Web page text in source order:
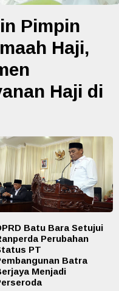
Pimpin
Haji,
Haji di
Batu Bara Setujui
Perubahan
PT
Batra
Menjadi